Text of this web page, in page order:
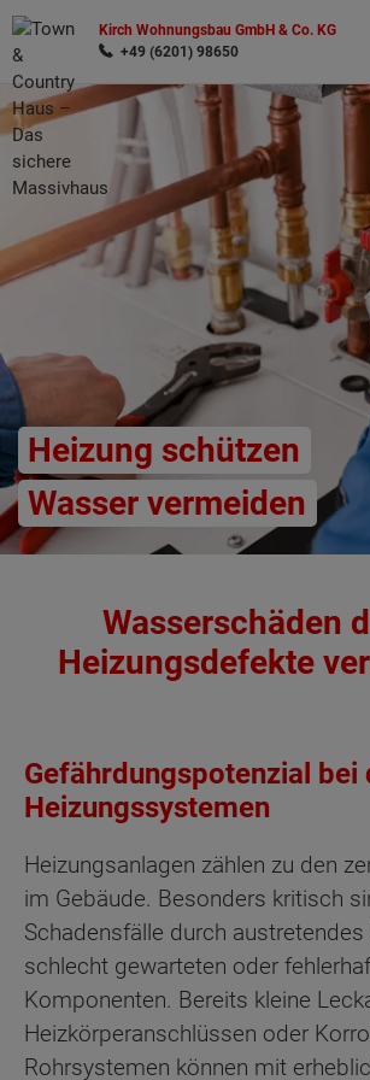
Kirch Wohnungsbau GmbH & Co. KG
+49 (6201) 98650
Heizung schützen
Wasser vermeiden
Wasserschäden
Heizungsdefekte
Gefährdungspotenzial bei
Heizungssystemen
Heizungsanlagen zählen zu den
im Gebäude. Besonders kritisch
Schadensfälle durch austretendes
schlecht gewarteten oder
Komponenten. Bereits kleine
Heizkörperanschlüssen oder
Rohrsystemen können mit
Wonach möchten Sie suchen?